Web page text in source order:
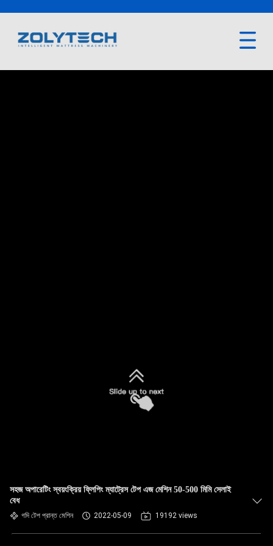
সহজ অপারেটিং স্বয়ংক্রিয় ফ্লিপিং ম্যাট্রেস টেপ এজ মেশিন 50-500 মিমি সেলাই
বেধ
গদি টেপ প্রান্ত মেশিন 2022-05-09 19192 views